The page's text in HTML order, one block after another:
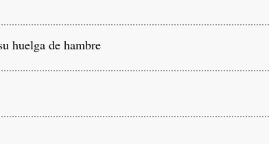
huelga de hambre